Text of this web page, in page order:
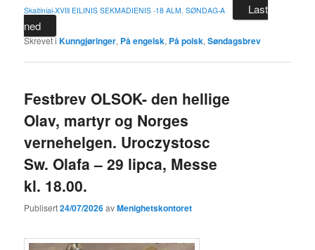
Skaitiniai-XVIll EILINIS SEKMADIENIS -18 ALM. SØNDAG-A
Last
ned
Skrevet i Kunngjøringer, På engelsk, På polsk,Søndagsbrev
Festbrev OLSOK- den hellige
Olav, martyr og Norges
vernehelgen. Uroczystosc
Sw. Olafa – 29 lipca, Messe
kl. 18.00.
Publisert24/07/2026avMenighetskontoret